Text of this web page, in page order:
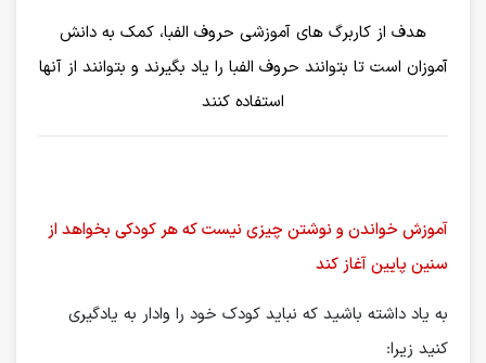
هدف از کاربرگ های آموزشی حروف الفبا، کمک به دانش
آموزان است تا بتوانند حروف الفبا را یاد بگیرند و بتوانند از آنها
استفاده کنند
آموزش خواندن و نوشتن چیزی نیست که هر کودکی بخواهد از
سنین پایین آغاز کند
به یاد داشته باشید که نباید کودک خود را وادار به یادگیری
کنید زیرا: